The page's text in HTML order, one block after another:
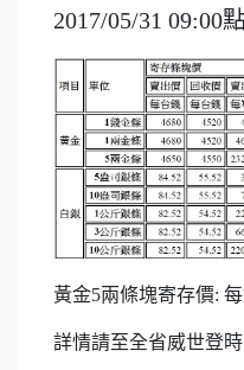
2017/05/31 09:00
黃金5兩條塊寄存價:
詳情請至全省威世登